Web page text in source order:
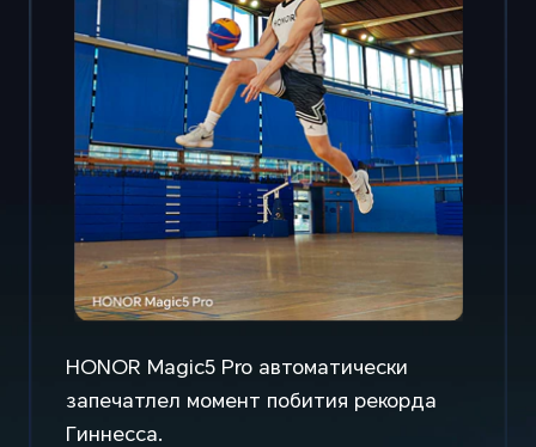
HONOR Magic5 Pro автоматически
запечатлел момент побития рекорда
Гиннесса.